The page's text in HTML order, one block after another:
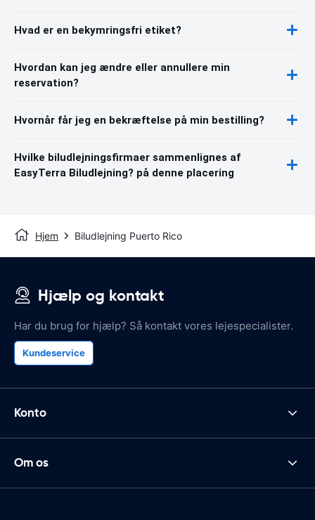
Hvad er en bekymringsfri etiket?
Hvordan kan jeg ændre eller annullere min
reservation?
Hvornår får jeg en bekræftelse på min bestilling?
Hvilke biludlejningsfirmaer sammenlignes af
EasyTerra Biludlejning? på denne placering
Hjem Biludlejning Puerto Rico
Hjælp og kontakt
Har du brug for hjælp? Så kontakt vores lejespecialister.
Kundeservice
Konto
Om os